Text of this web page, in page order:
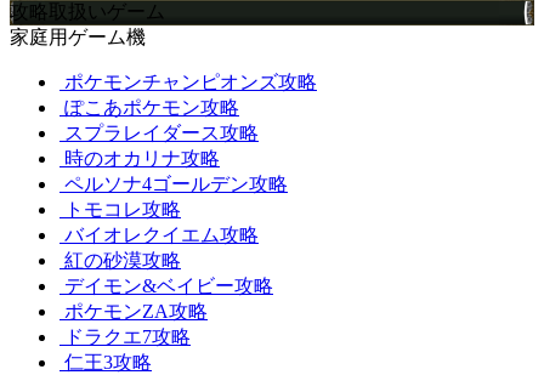
攻略取扱いゲーム
家庭用ゲーム機
ポケモンチャンピオンズ攻略
ぽこあポケモン攻略
スプラレイダース攻略
時のオカリナ攻略
ペルソナ4ゴールデン攻略
トモコレ攻略
バイオレクイエム攻略
紅の砂漠攻略
デイモン&ベイビー攻略
ポケモンZA攻略
ドラクエ7攻略
仁王3攻略